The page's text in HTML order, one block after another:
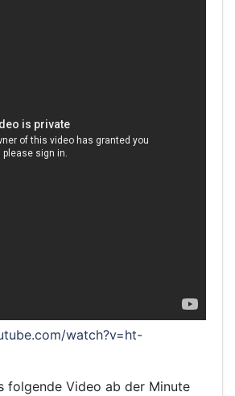
watch?v=ht-
folgende Video ab der Minute